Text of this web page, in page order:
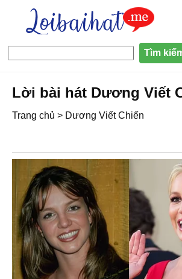
Lời bài hát Dương Viết
Trang chủ > Dương Viết Chiến